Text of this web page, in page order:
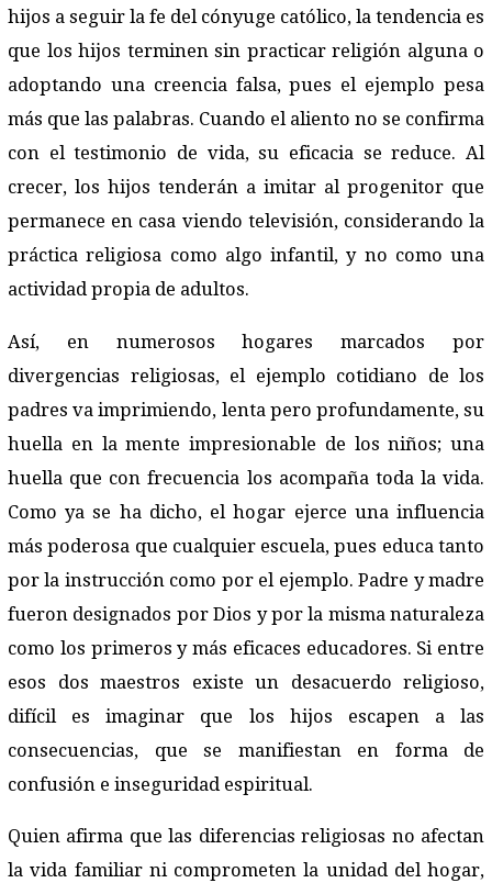
hijos a seguir la fe del cónyuge católico, la tendencia es
que los hijos terminen sin practicar religión alguna o
adoptando una creencia falsa, pues el ejemplo pesa
más que las palabras. Cuando el aliento no se confirma
con el testimonio de vida, su eficacia se reduce. Al
crecer, los hijos tenderán a imitar al progenitor que
permanece en casa viendo televisión, considerando la
práctica religiosa como algo infantil, y no como una
actividad propia de adultos.
Así, en numerosos hogares marcados por
divergencias religiosas, el ejemplo cotidiano de los
padres va imprimiendo, lenta pero profundamente, su
huella en la mente impresionable de los niños; una
huella que con frecuencia los acompaña toda la vida.
Como ya se ha dicho, el hogar ejerce una influencia
más poderosa que cualquier escuela, pues educa tanto
por la instrucción como por el ejemplo. Padre y madre
fueron designados por Dios y por la misma naturaleza
como los primeros y más eficaces educadores. Si entre
esos dos maestros existe un desacuerdo religioso,
difícil es imaginar que los hijos escapen a las
consecuencias, que se manifiestan en forma de
confusión e inseguridad espiritual.
Quien afirma que las diferencias religiosas no afectan
la vida familiar ni comprometen la unidad del hogar,